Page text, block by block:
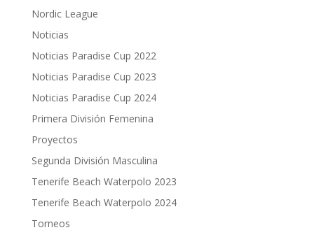
Nordic League
Noticias
Noticias Paradise Cup 2022
Noticias Paradise Cup 2023
Noticias Paradise Cup 2024
Primera División Femenina
Proyectos
Segunda División Masculina
Tenerife Beach Waterpolo 2023
Tenerife Beach Waterpolo 2024
Torneos